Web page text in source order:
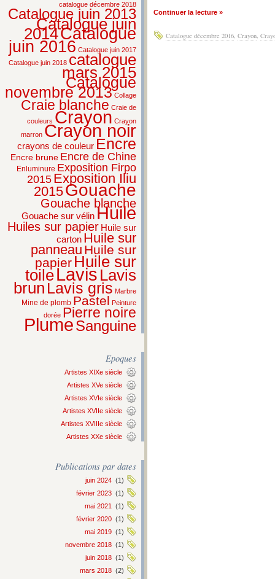
catalogue décembre 2018
Catalogue juin 2013
Catalogue juin
2014Catalogue
juin 2016 Catalogue juin 2017
Catalogue juin 2018 catalogue
mars 2015
Catalogue
novembre 2013 Collage
Craie blanche Craie de
couleurs Crayon Crayon
marron Crayon noir
crayons de couleur Encre
Encre brune Encre de Chine
Enluminure Exposition Firpo
2015 Exposition Iliu
2015Gouache
Gouache blanche
Gouache sur vélinHuile
Huiles sur papier Huile sur
carton Huile sur
panneau Huile sur
papier Huile sur
toileLavis Lavis
brun Lavis gris Marbre
Mine de plomb Pastel Peinture
dorée Pierre noire
PlumeSanguine
Epoques
Artistes XIXe siècle
Artistes XVe siècle
Artistes XVIe siècle
Artistes XVIIe siècle
Artistes XVIIIe siècle
Artistes XXe siècle
Publications par dates
juin 2024 (1)
février 2023 (1)
mai 2021
(1)
février 2020 (1)
mai 2019 (1)
novembre 2018 (1)
juin 2018 (1)
mars 2018 (2)
Continuer la lecture »
Catalogue décembre 2016, Crayon,